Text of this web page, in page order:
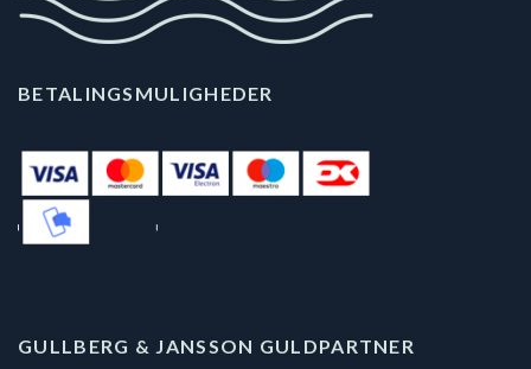
BETALINGSMULIGHEDER
GULLBERG & JANSSON GULDPARTNER